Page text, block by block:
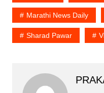
Marathi News Daily
Sharad Pawar